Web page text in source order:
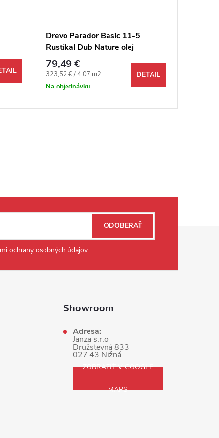
Drevo Parador Basic 11-5
Rustikal Dub Nature olej
trojlamela M4V
79,49 €
Jednotková cena:
323,52 € / 4.07 m2
Na objednávku
DETAIL
ochrany osobných údajov
ODOBERAŤ
Showroom
Adresa:
Janza s.r.o
Družstevná 833
027 43 Nižná
ZOBRAZIŤ V GOOGLE
MAPS